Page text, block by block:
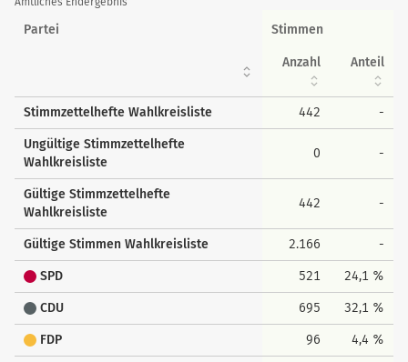
Wahlkreisstimmen
Partei Stimmen
Anzahl Anteil
Stimmzettelhefte Wahlkreisliste 442 -
Ungültige Stimmzettelhefte
Wahlkreisliste
0 -
Gültige Stimmzettelhefte
Wahlkreisliste
442 -
Gültige Stimmen Wahlkreisliste 2.166 -
SPD 521 24,1 %
CDU 695 32,1 %
FDP 96 4,4 %